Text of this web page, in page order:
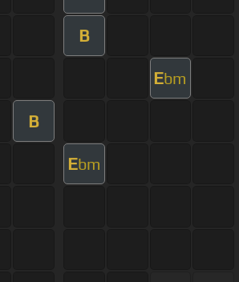
B
Ebm
B
Ebm